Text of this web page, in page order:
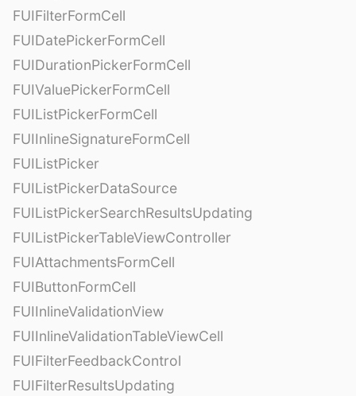
FUIFilterFormCell
FUIDatePickerFormCell
FUIDurationPickerFormCell
FUIValuePickerFormCell
FUIListPickerFormCell
FUIInlineSignatureFormCell
FUIListPicker
FUIListPickerDataSource
FUIListPickerSearchResultsUpdating
FUIListPickerTableViewController
FUIAttachmentsFormCell
FUIButtonFormCell
FUIInlineValidationView
FUIInlineValidationTableViewCell
FUIFilterFeedbackControl
FUIFilterResultsUpdating